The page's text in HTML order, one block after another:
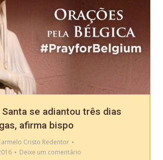
se adiantou três dias
afirma bispo
Cristo Redentor
Deixe um comentário